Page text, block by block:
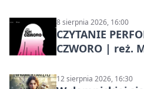
8 sierpnia 2026, 16:00
CZYTANIE
CZWORO | reż.
12 sierpnia 2026, 16:30